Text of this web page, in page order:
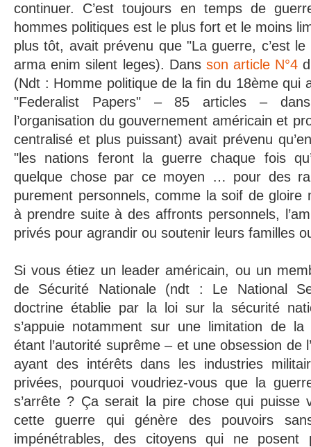
continuer. C’est toujours en temps de
hommes politiques est le plus fort et le moins
plus tôt, avait prévenu que "La guerre, c’est
arma enim silent leges). Dans son article N°4
(Ndt : Homme politique de la fin du 18ème qui
"Federalist Papers" – 85 articles –
l’organisation du gouvernement américain et
centralisé et plus puissant) avait prévenu
"les nations feront la guerre chaque fois
quelque chose par ce moyen … pour des
purement personnels, comme la soif de gloire
à prendre suite à des affronts personnels,
privés pour agrandir ou soutenir leurs familles
Si vous étiez un leader américain, ou un
de Sécurité Nationale (ndt : Le National
doctrine établie par la loi sur la sécurité
s’appuie notamment sur une limitation de la
étant l’autorité suprême – et une obsession de
ayant des intérêts dans les industries
privées, pourquoi voudriez-vous que la
s’arrête ? Ça serait la pire chose qui puisse
cette guerre qui génère des pouvoirs
impénétrables, des citoyens qui ne